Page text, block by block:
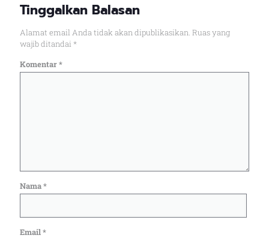
Tinggalkan Balasan
Alamat email Anda tidak akan dipublikasikan. Ruas yang
wajib ditandai *
Komentar*
Nama*
Email*